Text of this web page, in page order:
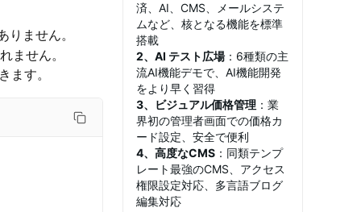
ません。
ません。
ます。
済、AI、CMS、メールシステ
ムなど、核となる機能を標準
搭載
2、AI テスト広場：6種類の主
流AI機能デモで、AI機能開発
をより早く習得
3、ビジュアル価格管理 ：業
界初の管理者画面での価格カ
ード設定、安全で便利
4、高度なCMS ：同類テンプ
レート最強のCMS、アクセス
権限設定対応、多言語ブログ
編集対応